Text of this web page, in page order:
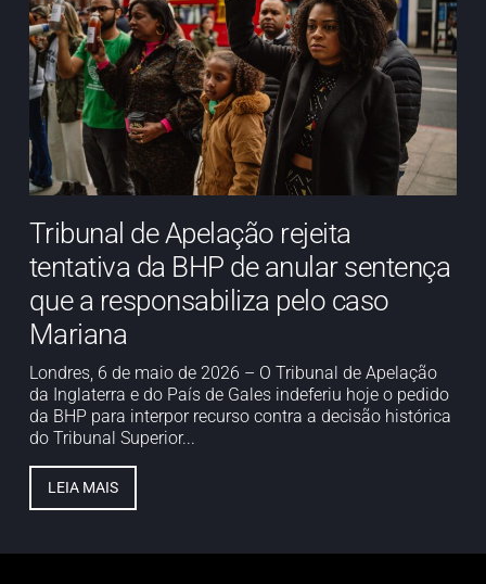
Tribunal de Apelação rejeita
tentativa da BHP de anular sentença
que a responsabiliza pelo caso
Mariana
Londres, 6 de maio de 2026 – O Tribunal de Apelação
da Inglaterra e do País de Gales indeferiu hoje o pedido
da BHP para interpor recurso contra a decisão histórica
do Tribunal Superior...
LEIA MAIS